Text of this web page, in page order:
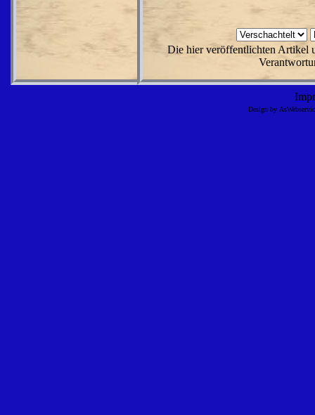
Die hier veröffentlichten Artikel
Design by